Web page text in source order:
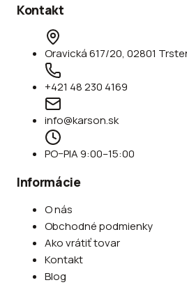
Kontakt
Oravická 617/20, 02801
+421 48 230 4169
info@karson.sk
PO–PIA 9:00–15:00
Informácie
O nás
Obchodné podmienky
Ako vrátiť tovar
Kontakt
Blog